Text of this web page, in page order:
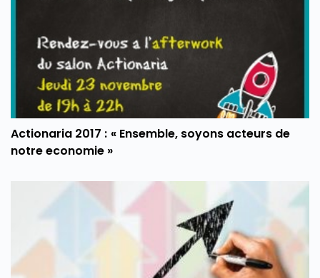
Actionaria 2017 : « Ensemble, soyons acteurs de
notre economie »